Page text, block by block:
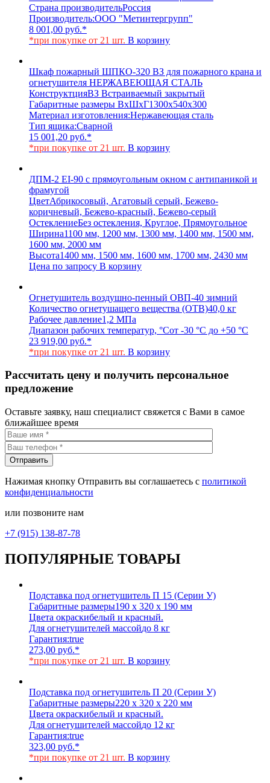
Страна производительРоссия
Производитель:ООО "Метинтергрупп"
8 001,00 руб.*
*при покупке от 21 шт. В корзину
Шкаф пожарный ШПКО-320 ВЗ для пожарного крана и
огнетушителя НЕРЖАВЕЮЩАЯ СТАЛЬ
КонструктцияВЗ Встраиваемый закрытый
Габаритные размеры ВхШхГ1300х540х300
Материал изготовления:Нержавеющая сталь
Тип ящика:Сварной
15 001,20 руб.*
*при покупке от 21 шт. В корзину
ДПМ-2 EI-90 с прямоугольным окном с антипаникой и
фрамугой
ЦветАбрикосовый, Агатовый серый, Бежево-
коричневый, Бежево-красный, Бежево-серый
ОстеклениеБез остекления, Круглое, Прямоугольное
Ширина1100 мм, 1200 мм, 1300 мм, 1400 мм, 1500 мм,
1600 мм, 2000 мм
Высота1400 мм, 1500 мм, 1600 мм, 1700 мм, 2430 мм
Цена по запросу В корзину
Огнетушитель воздушно-пенный ОВП-40 зимний
Количество огнетушащего вещества (ОТВ)40,0 кг
Рабочее давление1,2 МПа
Диапазон рабочих температур, °Сот -30 °С до +50 °С
23 919,00 руб.*
*при покупке от 21 шт. В корзину
Рассчитать цену и получить персональное
предложение
Оставьте заявку, наш специалист свяжется с Вами в самое
ближайшее время
Нажимая кнопку Отправить вы соглашаетесь с политикой
конфиденциальности
или позвоните нам
+7 (915) 138-87-78
ПОПУЛЯРНЫЕ ТОВАРЫ
Подставка под огнетушитель П 15 (Серии У)
Габаритные размеры190 х 320 х 190 мм
Цвета окраскибелый и красный.
Для огнетушителей массойдо 8 кг
Гарантия:true
273,00 руб.*
*при покупке от 21 шт. В корзину
Подставка под огнетушитель П 20 (Серии У)
Габаритные размеры220 х 320 х 220 мм
Цвета окраскибелый и красный.
Для огнетушителей массойдо 12 кг
Гарантия:true
323,00 руб.*
*при покупке от 21 шт. В корзину